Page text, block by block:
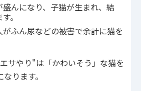
んになり、子猫が生まれ、結
。
ふん尿などの被害で余計に猫を
サやり"は「かわいそう」な猫を
ります。